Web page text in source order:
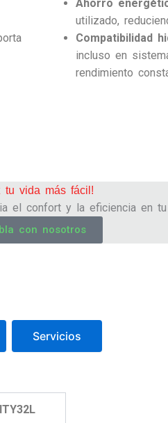
Ahorro
utilizado,
Compatibilidad
incluso en
rendimiento
tu vida más fácil!
el confort y la eficiencia en tu
con nosotros
Servicios